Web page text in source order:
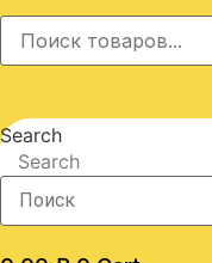
Search
Search